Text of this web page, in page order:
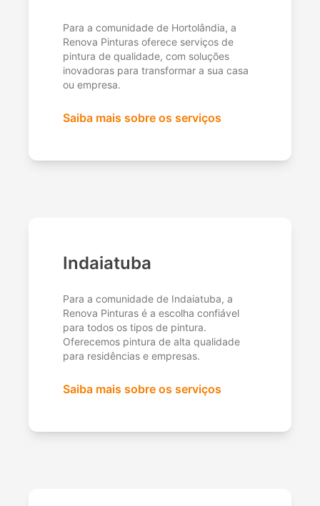
Para a comunidade de Hortolândia, a
Renova Pinturas oferece serviços de
pintura de qualidade, com soluções
inovadoras para transformar a sua casa
ou empresa.
Saiba mais sobre os serviços
Indaiatuba
Para a comunidade de Indaiatuba, a
Renova Pinturas é a escolha confiável
para todos os tipos de pintura.
Oferecemos pintura de alta qualidade
para residências e empresas.
Saiba mais sobre os serviços